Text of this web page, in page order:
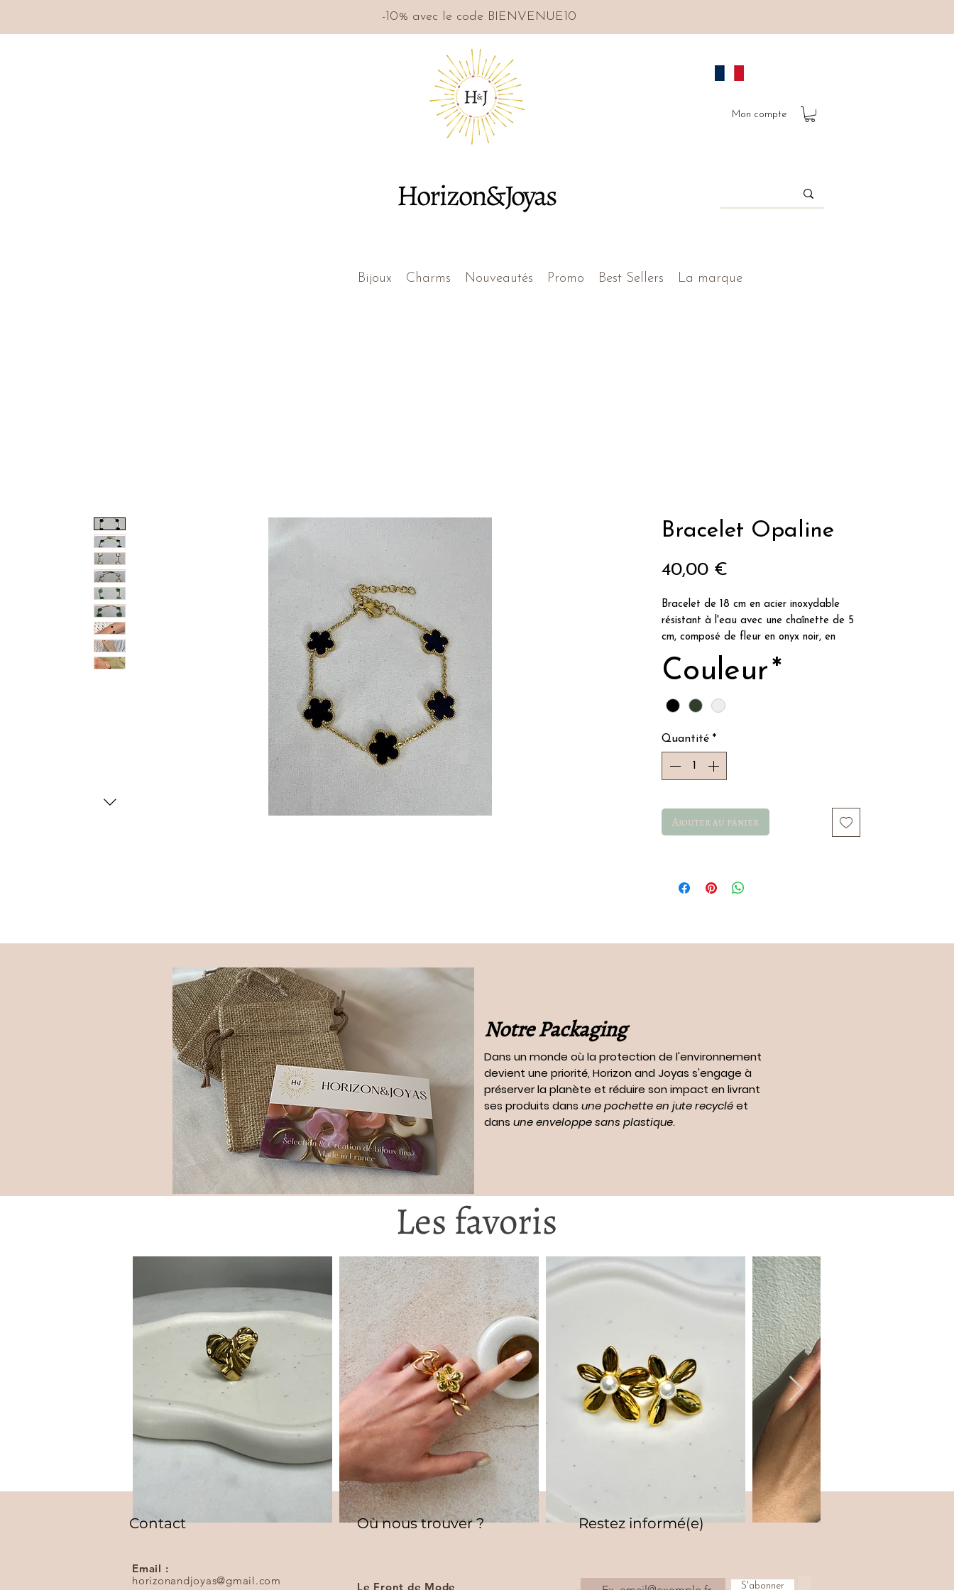
Horizon&Joyas
Mon compte
Bijoux Charms Nouveautés Promo Best Sellers La marque
-10% avec le code BIENVENUE10
Bracelet Opaline
40,00 €
Bracelet de 18 cm en acier inoxydable
résistant à l'eau avec une chaînette de 5
cm, composé de fleur en onyx noir, en
nacre et en malachite.
Couleur*
Quantité *
Ajouter au panier
Notre Packaging
Dans un monde où la protection de l'environnement
devient une priorité, Horizon and Joyas s'engage à
préserver la planète et réduire son impact en livrant
ses produits dans une pochette en jute recycléet
dans une enveloppe sans plastique.
Les favoris
Contact
Email :
horizonandjoyas@gmail.com
Où nous trouver ?
Le Front de Mode
Restez informé(e)
S'abonner